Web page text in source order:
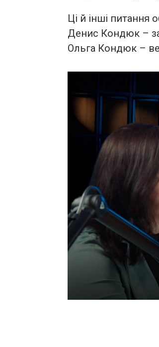
Ці й інші питання
Денис Кондюк –
Ольга Кондюк –